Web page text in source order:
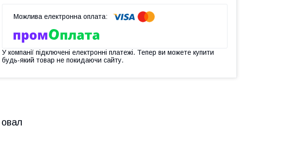
У компанії підключені електронні платежі. Тепер ви можете купити
будь-який товар не покидаючи сайту.